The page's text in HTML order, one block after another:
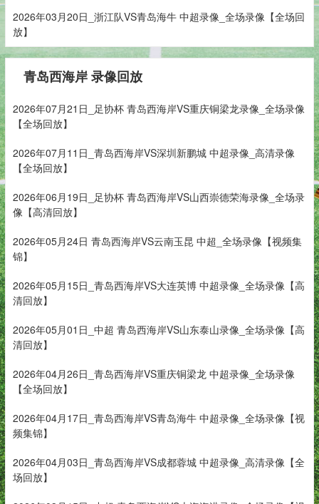
2026年03月20日_浙江队VS青岛海牛 中超录像_全场录像【全场回
放】
青岛西海岸 录像回放
2026年07月21日_足协杯 青岛西海岸VS重庆铜梁龙录像_全场录像
【全场回放】
2026年07月11日_青岛西海岸VS深圳新鹏城 中超录像_高清录像
【全场回放】
2026年06月19日_足协杯 青岛西海岸VS山西崇德荣海录像_全场录
像【高清回放】
2026年05月24日 青岛西海岸VS云南玉昆 中超_全场录像【视频集
锦】
2026年05月15日_青岛西海岸VS大连英博 中超录像_全场录像【高
清回放】
2026年05月01日_中超 青岛西海岸VS山东泰山录像_全场录像【高
清回放】
2026年04月26日_青岛西海岸VS重庆铜梁龙 中超录像_全场录像
【全场回放】
2026年04月17日_青岛西海岸VS青岛海牛 中超录像_全场录像【视
频集锦】
2026年04月03日_青岛西海岸VS成都蓉城 中超录像_高清录像【全
场回放】